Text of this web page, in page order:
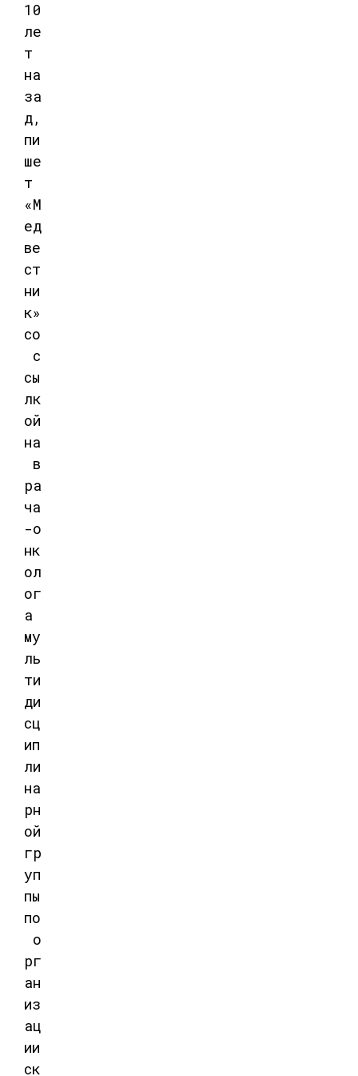
10
ле
т
на
за
д,
пи
ше
т
«М
ед
ве
ст
ни
к»
со
с
сы
лк
ой
на
в
ра
ча
-о
нк
ол
ог
а
му
ль
ти
ди
сц
ип
ли
на
рн
ой
гр
уп
пы
по
о
рг
ан
из
ац
ии
ск